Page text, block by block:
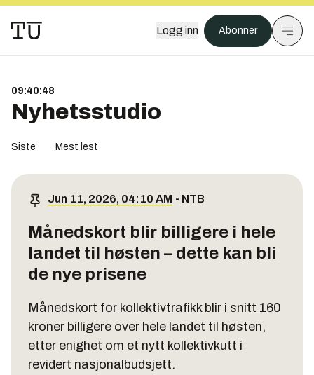
Logg inn Abonner
09:40:49
Nyhetsstudio
Siste Mest lest
Jun 11, 2026, 04:10 AM - NTB
Månedskort blir billigere i hele
landet til høsten – dette kan bli
de nye prisene
Månedskort for kollektivtrafikk blir i snitt 160
kroner billigere over hele landet til høsten,
etter enighet om et nytt kollektivkutt i
revidert nasjonalbudsjett.